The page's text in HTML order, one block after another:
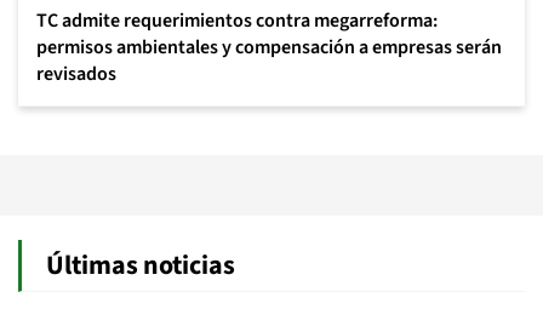
TC admite requerimientos contra megarreforma:
permisos ambientales y compensación a empresas serán
revisados
Últimas noticias